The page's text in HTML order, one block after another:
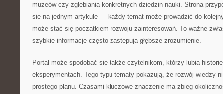
muzeów czy zgłębiania konkretnych dziedzin nauki. Strona
się na jednym artykule — każdy temat może prowadzić do
może stać się początkiem rozwoju zainteresowań. To ważne
szybkie informacje często zastępują głębsze zrozumienie.
Portal może spodobać się także czytelnikom, którzy lubią
eksperymentach. Tego typu tematy pokazują, że rozwój wiedzy
prostego planu. Czasami kluczowe znaczenie ma zbieg